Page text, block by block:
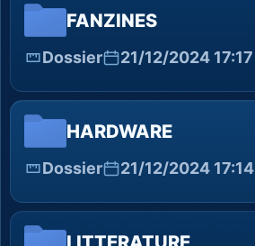
FANZINES
Dossier 21/12/2024 17:17
HARDWARE
Dossier 21/12/2024 17:14